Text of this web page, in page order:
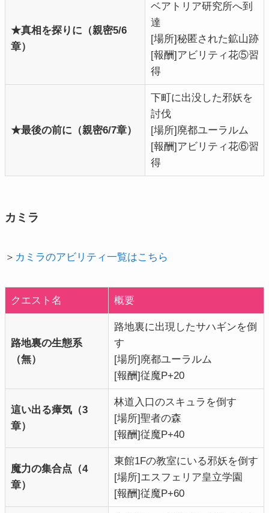
★真相を探りに（親密5/6
章）
ベアトリア研究所へ到
達
[場所]秘匿された鉱山跡
[報酬]アビリティ花⑤習
得
★最後の前に（親密6/7章）
下町に出没した邪妖を
討伐
[場所]廃都ユーラルム
[報酬]アビリティ花⑥習
得
カミラ
＞ カミラのアビリティ一覧はこちら
クエスト名 概要
路地裏の生態系
（無）
路地裏に出現したサハギンを倒
す
[場所]廃都ユーラルム
[報酬]従魔P+20
這い出る瘴気（3
章）
林道入口のスキュラを倒す
[場所]聖者の森
[報酬]従魔P+40
魔力の集合点（4
章）
東館1Fの教室にいる邪妖を倒す
[場所]エスフェリア皇立学園
[報酬]従魔P+60